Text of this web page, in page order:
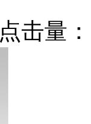
击量：